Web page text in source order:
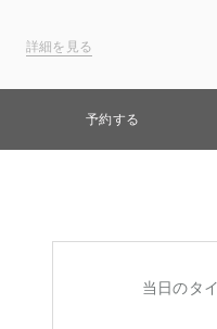
詳細を見る
予約する
当日のタ